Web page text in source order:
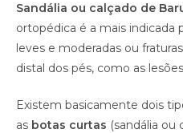
Sandália ou calçado de
ortopédica é a mais
leves e moderadas ou
distal dos pés, como as
Existem basicamente dois
as botas curtas (sandália ou